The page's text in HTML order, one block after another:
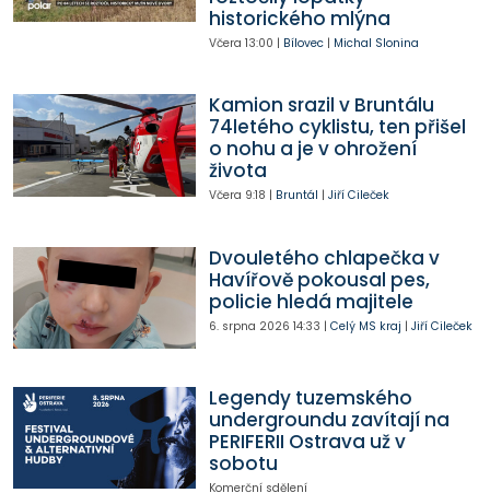
historického mlýna
Včera 13:00 | Bílovec| Michal Slonina
Kamion srazil v Bruntálu
74letého cyklistu, ten přišel
o nohu a je v ohrožení
života
Včera 9:18 | Bruntál | Jiří Cileček
Dvouletého chlapečka v
Havířově pokousal pes,
policie hledá majitele
6. srpna 2026 14:33 | Celý MS kraj | Jiří Cileček
Legendy tuzemského
undergroundu zavítají na
PERIFERII Ostrava už v
sobotu
Komerční sdělení